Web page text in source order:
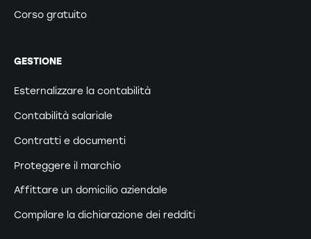
Corso gratuito
GESTIONE
Esternalizzare la contabilità
Contabilità salariale
Contratti e documenti
Proteggere il marchio
Affittare un domicilio aziendale
Compilare la dichiarazione dei redditi